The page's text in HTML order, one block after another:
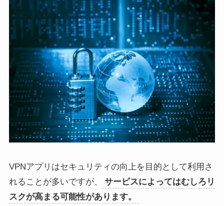
VPNアプリはセキュリティの向上を目的として利用さ
れることが多いですが、
サービスによってはむしろリ
スクが高まる可能性があります。